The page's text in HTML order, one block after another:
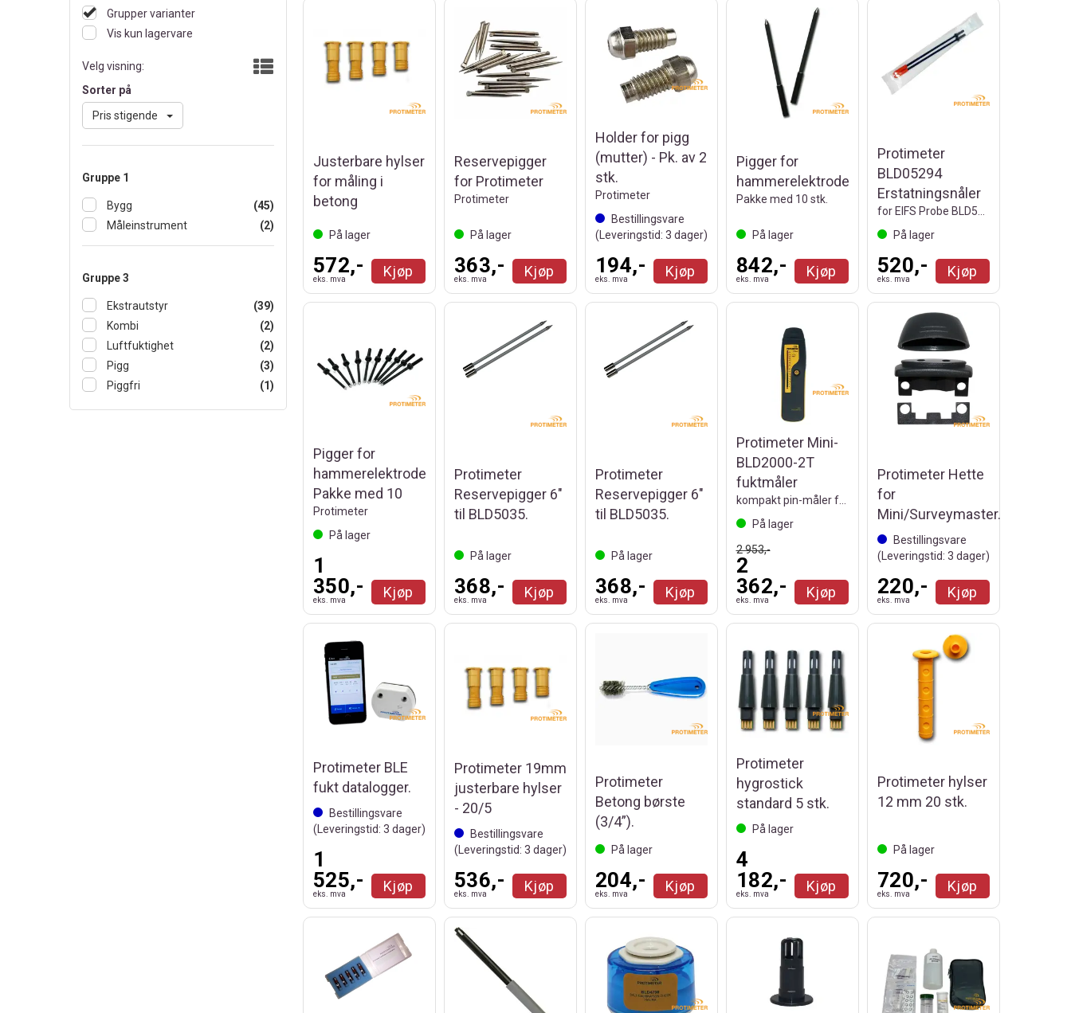
Grupper varianter
Vis kun lagervare
Velg visning:
Sorter på
Pris stigende
Gruppe 1
Bygg
(45)
Måleinstrument
(2)
Gruppe 3
Ekstrautstyr
(39)
Kombi
(2)
Luftfuktighet
(2)
Pigg
(3)
Piggfri
(1)
Justerbare hylser
for måling i
betong
På lager
572,-
eks. mva Kjøp
Reservepigger
for Protimeter
Protimeter
På lager
363,-
eks. mva Kjøp
Holder for pigg
(mutter) - Pk. av 2
stk.
Protimeter
Bestillingsvare
(Leveringstid: 3 dager)
194,-
eks. mva Kjøp
Pigger for
hammerelektrode
Pakke med 10 stk.
På lager
842,-
eks. mva Kjøp
Protimeter
BLD05294
Erstatningsnåler
På lager
520,-
eks. mva Kjøp
Pigger for
hammerelektrode
Pakke med 10
Protimeter
På lager
1
350,-
eks. mva Kjøp
Protimeter
Reservepigger 6"
til BLD5035.
På lager
368,-
eks. mva Kjøp
Protimeter
Reservepigger 6"
til BLD5035.
På lager
368,-
eks. mva Kjøp
Protimeter Mini-
BLD2000-2T
fuktmåler
kompakt pin-måler for rask fuktkontroll
På lager
2 953,-
2
362,-
eks. mva Kjøp
Protimeter Hette
for
Mini/Surveymaster.
Bestillingsvare
(Leveringstid: 3 dager)
220,-
eks. mva Kjøp
Protimeter BLE
fukt datalogger.
Bestillingsvare
(Leveringstid: 3 dager)
1
525,-
eks. mva Kjøp
Protimeter 19mm
justerbare hylser
- 20/5
Bestillingsvare
(Leveringstid: 3 dager)
536,-
eks. mva Kjøp
Protimeter
Betong børste
(3/4”).
På lager
204,-
eks. mva Kjøp
Protimeter
hygrostick
standard 5 stk.
På lager
4
182,-
eks. mva Kjøp
Protimeter hylser
12 mm 20 stk.
På lager
720,-
eks. mva Kjøp